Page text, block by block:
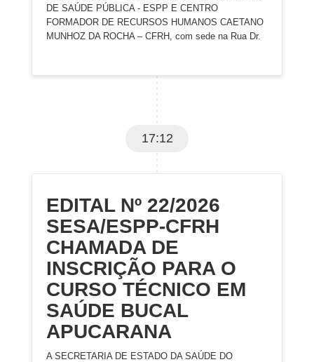
DE SAÚDE PÚBLICA - ESPP E CENTRO
FORMADOR DE RECURSOS HUMANOS CAETANO
MUNHOZ DA ROCHA – CFRH, com sede na Rua Dr.
17:12
EDITAL Nº 22/2026
SESA/ESPP-CFRH
CHAMADA DE
INSCRIÇÃO PARA O
CURSO TÉCNICO EM
SAÚDE BUCAL
APUCARANA
A SECRETARIA DE ESTADO DA SAÚDE DO